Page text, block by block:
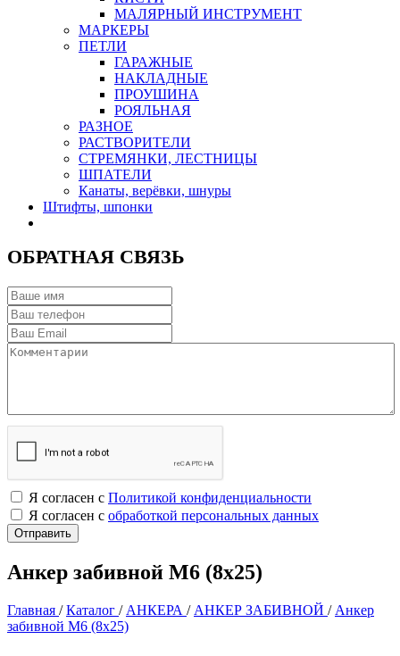
МАЛЯРНЫЙ ИНСТРУМЕНТ
МАРКЕРЫ
ПЕТЛИ
ГАРАЖНЫЕ
НАКЛАДНЫЕ
ПРОУШИНА
РОЯЛЬНАЯ
РАЗНОЕ
РАСТВОРИТЕЛИ
СТРЕМЯНКИ, ЛЕСТНИЦЫ
ШПАТЕЛИ
Канаты, верёвки, шнуры
Штифты, шпонки
ОБРАТНАЯ СВЯЗЬ
Я согласен с Политикой конфиденциальности
Я согласен с обработкой персональных данных
Анкер забивной М6 (8х25)
Главная /Каталог / АНКЕРА / АНКЕР ЗАБИВНОЙ / Анкер
забивной М6 (8х25)